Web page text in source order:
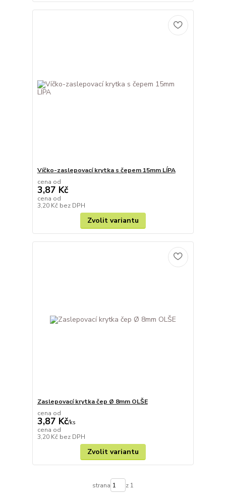
Víčko-zaslepovací krytka s čepem 15mm LÍPA
cena od
3,87 Kč
cena od
3,20 Kč bez DPH
Zvolit variantu
Zaslepovací krytka čep Ø 8mm OLŠE
cena od
3,87 Kč/ks
cena od
3,20 Kč bez DPH
Zvolit variantu
strana z 1